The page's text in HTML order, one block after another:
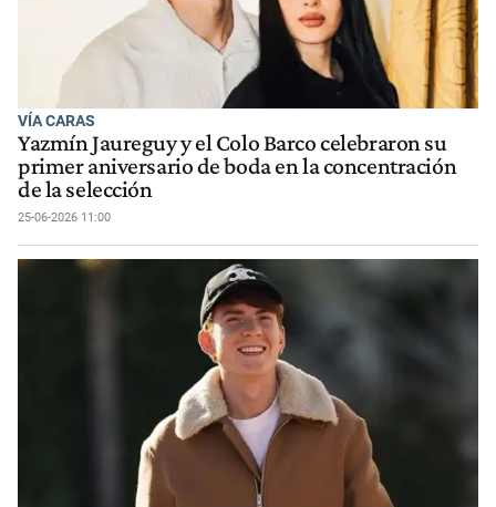
VÍA CARAS
Yazmín Jaureguy y el Colo Barco celebraron su
primer aniversario de boda en la concentración
de la selección
25-06-2026 11:00